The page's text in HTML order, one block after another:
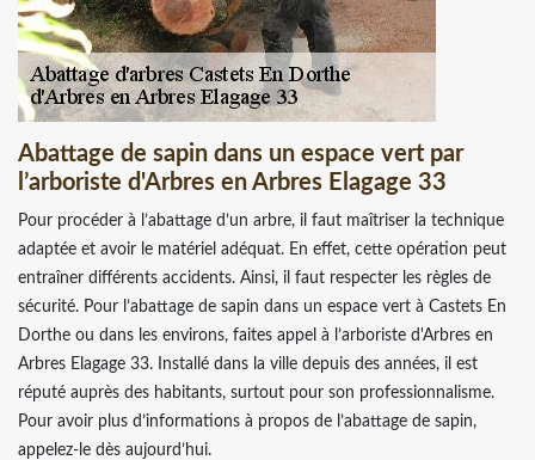
Abattage de sapin dans un espace vert par
l’arboriste d'Arbres en Arbres Elagage 33
Pour procéder à l’abattage d’un arbre, il faut maîtriser la technique
adaptée et avoir le matériel adéquat. En effet, cette opération peut
entraîner différents accidents. Ainsi, il faut respecter les règles de
sécurité. Pour l’abattage de sapin dans un espace vert à Castets En
Dorthe ou dans les environs, faites appel à l’arboriste d'Arbres en
Arbres Elagage 33. Installé dans la ville depuis des années, il est
réputé auprès des habitants, surtout pour son professionnalisme.
Pour avoir plus d’informations à propos de l’abattage de sapin,
appelez-le dès aujourd’hui.